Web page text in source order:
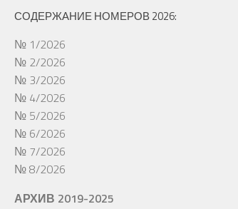
СОДЕРЖАНИЕ НОМЕРОВ 2026:
№ 1/2026
№ 2/2026
№ 3/2026
№ 4/2026
№ 5/2026
№ 6/2026
№ 7/2026
№ 8/2026
АРХИВ 2019-2025